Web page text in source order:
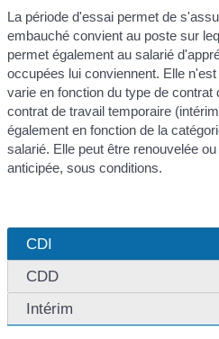
La période d'essai permet de
embauché convient au poste sur
permet également au salarié
occupées lui conviennent. Elle
varie en fonction du type de
contrat de travail temporaire
également en fonction de la
salarié. Elle peut être renouvelée
anticipée, sous conditions.
CDI
CDD
Intérim